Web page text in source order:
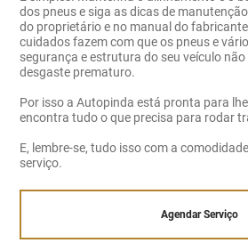
dos pneus e siga as dicas de
do proprietário e no manual do
cuidados fazem com que os pneus e
segurança e estrutura do seu veículo
desgaste prematuro.
Por isso a Autopinda está pronta para
encontra tudo o que precisa para rodar
E, lembre-se, tudo isso com a
serviço.
Agendar Serviço